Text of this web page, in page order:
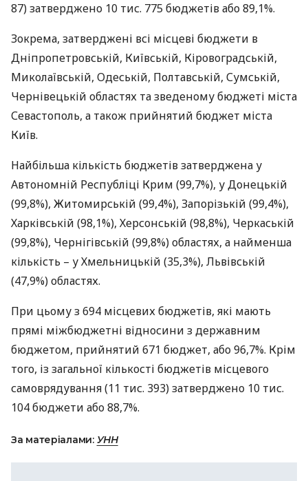
87) затверджено 10 тис. 775 бюджетів або 89,1%.
Зокрема, затверджені всі місцеві бюджети в
Дніпропетровській, Київській, Кіровоградській,
Миколаївській, Одеській, Полтавській, Сумській,
Чернівецькій областях та зведеному бюджеті міста
Севастополь, а також прийнятий бюджет міста
Київ.
Найбільша кількість бюджетів затверджена у
Автономній Республіці Крим (99,7%), у Донецькій
(99,8%), Житомирській (99,4%), Запорізькій (99,4%),
Харківській (98,1%), Херсонській (98,8%), Черкаській
(99,8%), Чернігівській (99,8%) областях, а найменша
кількість – у Хмельницькій (35,3%), Львівській
(47,9%) областях.
При цьому з 694 місцевих бюджетів, які мають
прямі міжбюджетні відносини з державним
бюджетом, прийнятий 671 бюджет, або 96,7%. Крім
того, із загальної кількості бюджетів місцевого
самоврядування (11 тис. 393) затверджено 10 тис.
104 бюджети або 88,7%.
За матеріалами: УНН